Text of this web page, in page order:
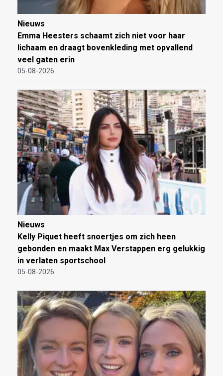
Nieuws
Emma Heesters schaamt zich niet voor haar
lichaam en draagt bovenkleding met opvallend
veel gaten erin
05-08-2026
Nieuws
Kelly Piquet heeft snoertjes om zich heen
gebonden en maakt Max Verstappen erg gelukkig
in verlaten sportschool
05-08-2026